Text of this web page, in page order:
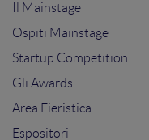
Il Mainstage
Ospiti Mainstage
Startup Competition
Gli Awards
Area Fieristica
Espositori